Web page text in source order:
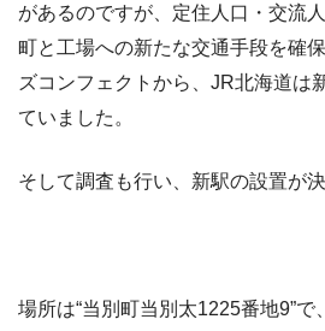
があるのですが、定住人口・交流
町と工場への新たな交通手段を確
ズコンフェクトから、JR北海道は
ていました。
そして調査も行い、新駅の設置が決
場所は“当別町当別太1225番地9”で